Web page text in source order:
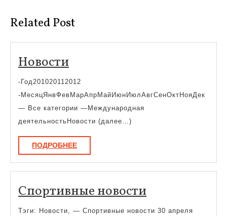
Related Post
НовостиНовости
-Год201020112012
-МесяцЯнвФевМарАпрМайИюнИюлАвгСенОктНояДек
— Все категории —Международная
деятельностьНовости (далее…)
ПОДРОБНЕЕПОДРОБНЕЕ
Спортивные новостиСпортивные
новости
Тэги: Новости, — Спортивные новости 30 апреля